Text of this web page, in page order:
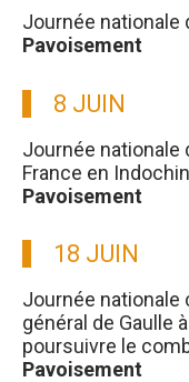
Journée nationale
Pavoisement
8 JUIN
Journée nationale
France en
Pavoisement
18 JUIN
Journée nationale
général de Gaulle
poursuivre le
Pavoisement